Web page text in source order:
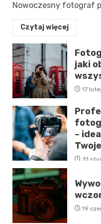
Nowoczesny fotograf
Czytaj więcej
jaki
17
–
31
19